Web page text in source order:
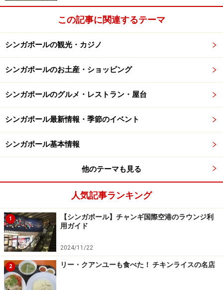
この記事に関連するテーマ
シンガポールの観光・カジノ
シンガポールのお土産・ショッピング
シンガポールのグルメ・レストラン・屋台
シンガポール最新情報・季節のイベント
シンガポール基本情報
他のテーマも見る
人気記事ランキング
1
【シンガポール】チャンギ国際空港のラウンジ利
用ガイド
2024/11/22
2 リー・クアンユーも食べた！ チキンライスの名店